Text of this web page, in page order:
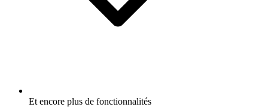
Et encore plus de fonctionnalités